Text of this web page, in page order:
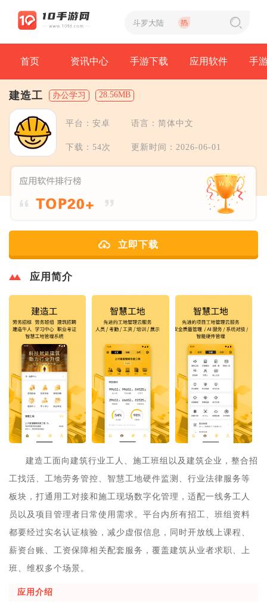
首页 资讯中心 手游下载 应用软件 手
建造工 办公学习 28.56MB
平台：安卓 语言：简体中文
下载：54次 更新时间：2026-06-01
立即下载
应用简介
建造工面向建筑行业工人、施工班组以及建筑企业，整合招
工找活、工地劳务管控、智慧工地硬件监测、行业法律服务等
板块，打通用工对接和施工现场数字化管理，适配一线务工人
员以及项目管理者日常使用需求。平台内所有招工、班组资料
都要经过实名认证核验，减少虚假信息，同时开放线上课程、
薪资台账、工资保障相关配套服务，覆盖建筑从业者求职、上
班、维权多个场景。
应用介绍